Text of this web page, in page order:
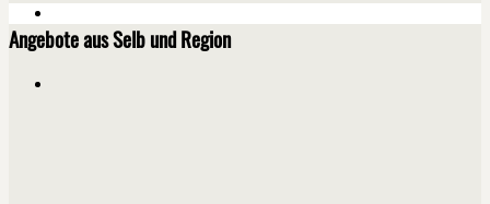
Angebote aus Selb und Region